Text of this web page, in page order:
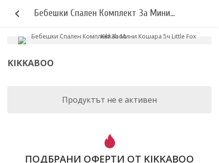
KIKKABOO
Бебешки Спален Комплект За Мини
Продуктът не е активен
ПОДБРАНИ ОФЕРТИ ОТ KIKKABOO